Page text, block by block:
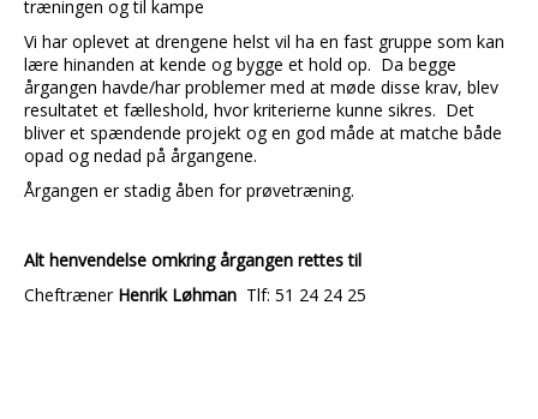
træningen og til kampe
Vi har oplevet at drengene helst vil ha en fast gruppe som kan
lære hinanden at kende og bygge et hold op. Da begge
årgangen havde/har problemer med at møde disse krav, blev
resultatet et fælleshold, hvor kriterierne kunne sikres. Det
bliver et spændende projekt og en god måde at matche både
opad og nedad på årgangene.
Årgangen er stadig åben for prøvetræning.
Alt henvendelse omkring årgangen rettes til
Cheftræner Henrik Løhman Tlf: 51 24 24 25